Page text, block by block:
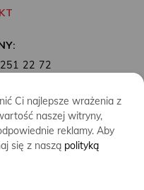
22 72
Ci najlepsze wrażenia z
naszej witryny,
reklamy. Aby
się z naszą polityką